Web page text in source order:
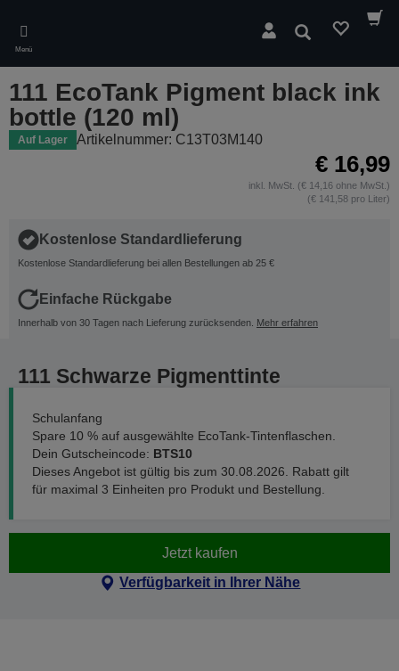
main
content
Menü
Suchen
111 EcoTank Pigment black ink
bottle (120 ml)
Auf Lager Artikelnummer: C13T03M140
€ 16,99
inkl. MwSt. (€ 14,16 ohne MwSt.)
(€ 141,58 pro Liter)
Kostenlose Standardlieferung
Kostenlose Standardlieferung bei allen Bestellungen ab 25 €
Einfache Rückgabe
Innerhalb von 30 Tagen nach Lieferung zurücksenden. Mehr erfahren
111 Schwarze Pigmenttinte
Schulanfang
Spare 10 % auf ausgewählte EcoTank-Tintenflaschen.
Dein Gutscheincode: BTS10
Dieses Angebot ist gültig bis zum 30.08.2026. Rabatt gilt
für maximal 3 Einheiten pro Produkt und Bestellung.
Jetzt kaufen
Verfügbarkeit in Ihrer Nähe